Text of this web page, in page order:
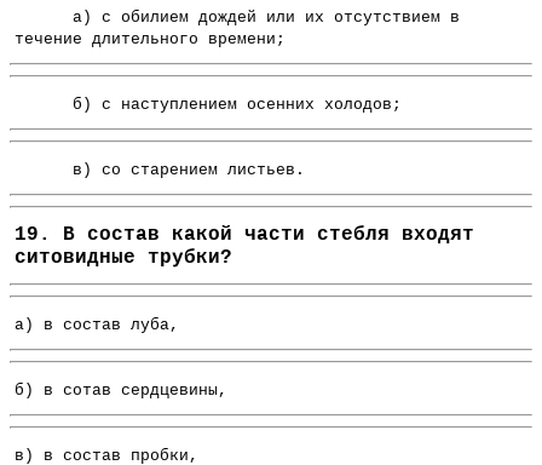
а) с обилием дождей или их отсутствием в
течение длительного времени;
б) с наступлением осенних холодов;
в) со старением листьев.
19. В состав какой части стебля входят
ситовидные трубки?
а) в состав луба,
б) в сотав сердцевины,
в) в состав пробки,